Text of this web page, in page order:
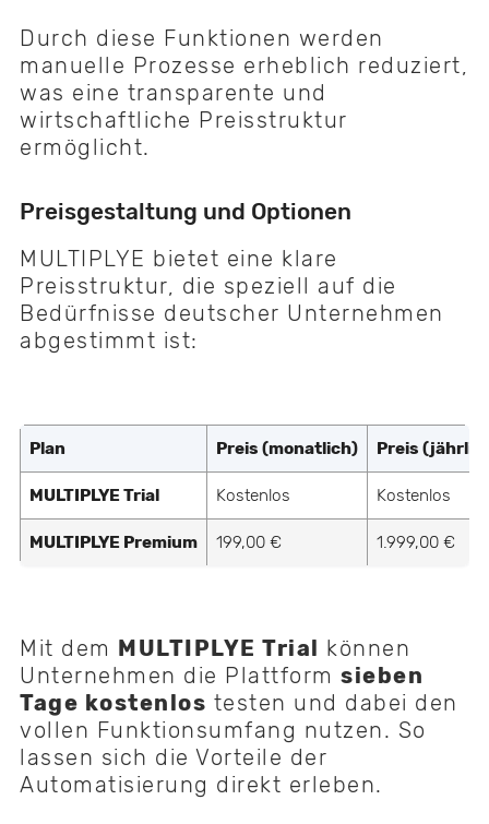
Durch diese Funktionen werden
manuelle Prozesse erheblich reduziert,
was eine transparente und
wirtschaftliche Preisstruktur
ermöglicht.
Preisgestaltung und Optionen
MULTIPLYE bietet eine klare
Preisstruktur, die speziell auf die
Bedürfnisse deutscher Unternehmen
abgestimmt ist:
Plan Preis (monatlich) Preis
MULTIPLYE Trial Kostenlos Kostenlos
MULTIPLYE Premium 199,00 € 1.999,00 €
Mit dem MULTIPLYE Trial
können
Unternehmen die Plattform sieben
Tage kostenlos testen und dabei den
vollen Funktionsumfang nutzen. So
lassen sich die Vorteile der
Automatisierung direkt erleben.